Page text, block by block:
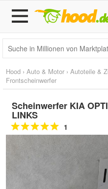
Hood › Auto & Motor › Autoteile &
Frontscheinwerfer
Scheinwerfer KIA
LINKS
1